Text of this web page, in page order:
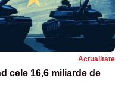
Actualitate
cele 16,6 miliarde de